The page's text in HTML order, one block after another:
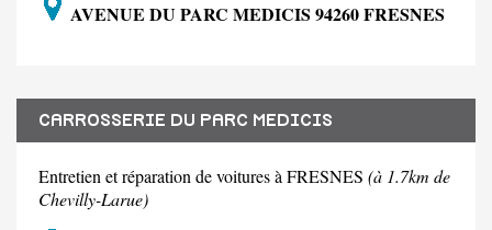
AVENUE DU PARC MEDICIS 94260 FRESNES
CARROSSERIE DU PARC MEDICIS
Entretien et réparation de voitures à FRESNES (à 1.7km de
Chevilly-Larue)